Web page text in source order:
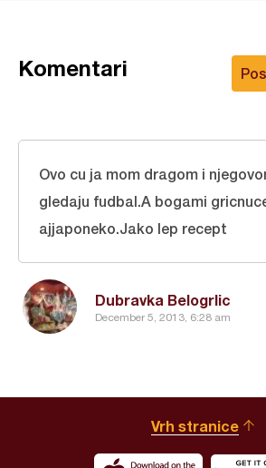
Komentari
Dubravka Belogrlic
December 5, 2013, 6:28 am
Ovo cu ja mom dragom i
gledaju fudbal.A bogami
ajjaponeko.Jako lep recept
Vrh stranice